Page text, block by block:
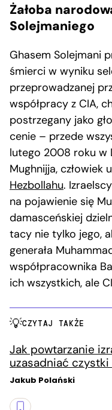
Żałoba
Solejmaniego
Ghasem Solejmani
śmierci w wyniku
przeprowadzanej
współpracy z CIA,
postrzegany jako
cenie – przede
lutego 2008 roku w
Mughnijja, człowiek
Hezbollahu.
na pojawienie się
damasceńskiej
tacy nie tylko jego,
generała
współpracownika
ich wszystkich, ale
CZYTAJ TAKŻE
Jak powtarzanie
uzasadniać
Jakub Polański